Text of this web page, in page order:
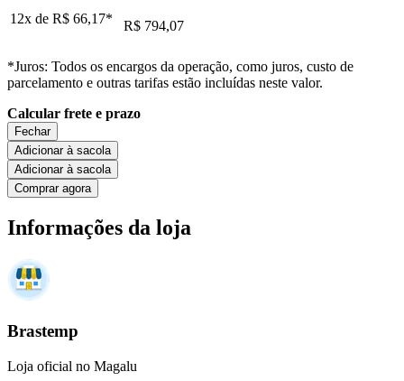
12x de R$ 66,17* R$ 794,07
*Juros: Todos os encargos da operação, como juros, custo de
parcelamento e outras tarifas estão incluídas neste valor.
Calcular frete e prazo
Fechar
Adicionar à sacola
Adicionar à sacola
Comprar agora
Informações da loja
Brastemp
Loja oficial no Magalu